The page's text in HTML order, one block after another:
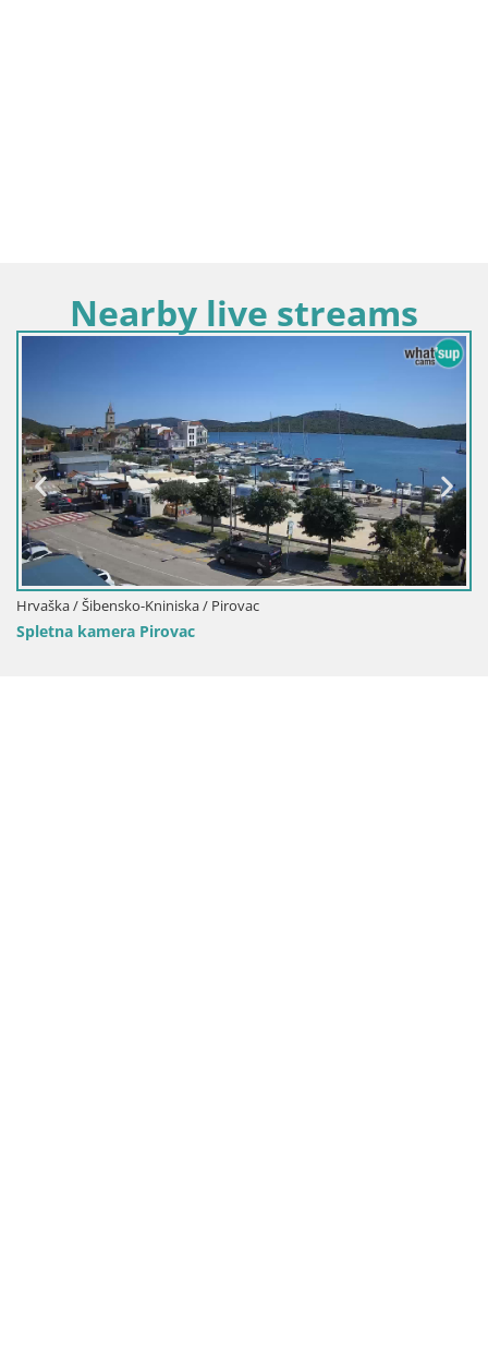
Nearby live streams
Kniniska / Pirovac
Pirovac